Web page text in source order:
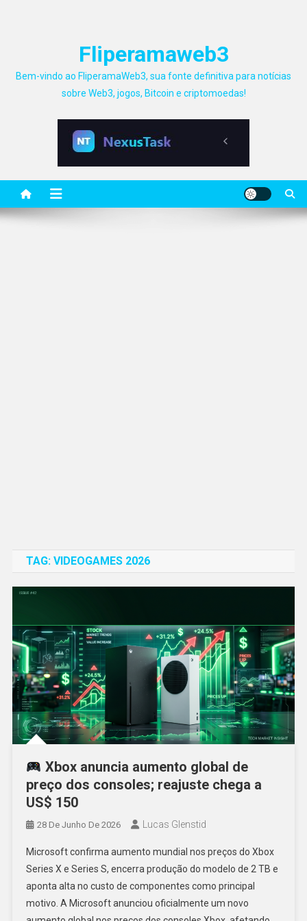
Fliperamaweb3
Bem-vindo ao FliperamaWeb3, sua fonte definitiva para notícias
sobre Web3, jogos, Bitcoin e criptomoedas!
TAG: VIDEOGAMES 2026
Xbox anuncia aumento global de
preço dos consoles; reajuste chega a
US$ 150
28 De Junho De 2026 Lucas Glenstid
Microsoft confirma aumento mundial nos preços do Xbox
Series X e Series S, encerra produção do modelo de 2 TB e
aponta alta no custo de componentes como principal
motivo. A Microsoft anunciou oficialmente um novo